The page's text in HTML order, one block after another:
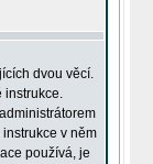
dvou věcí.
instrukce.
v něm
používá, je